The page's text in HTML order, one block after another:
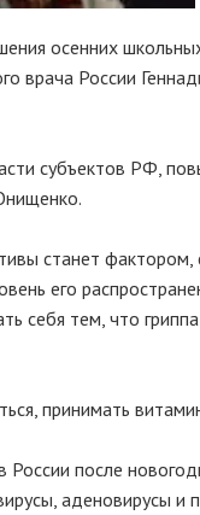
осенних
врача России
субъектов РФ,
станет
его
себя тем, что
принимать
после
аденовирусы и